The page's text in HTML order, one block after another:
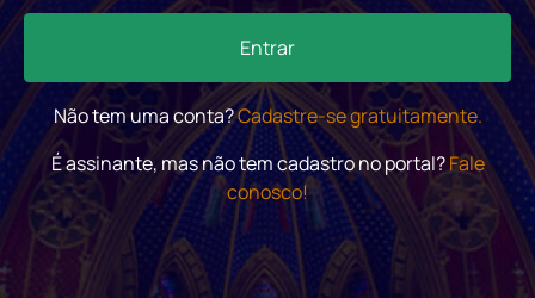
Entrar
Não tem uma conta?Cadastre-se gratuitamente.
É assinante, mas não tem cadastro no portal?Fale
conosco!